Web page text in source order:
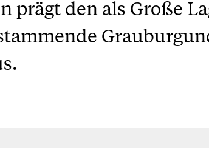
prägt den als Große